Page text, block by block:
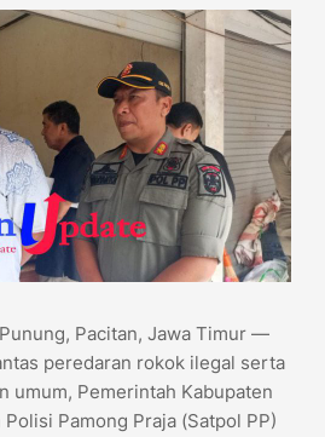
Punung, Pacitan, Jawa Timur —
peredaran rokok ilegal serta
umum, Pemerintah Kabupaten
Pamong Praja (Satpol PP)